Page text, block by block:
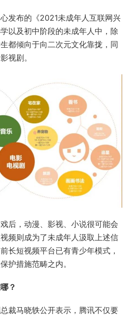
发布的《2021未成年人互联网兴
以及初中阶段的未成年人中，除
都倾向于向二次元文化靠拢，同
视剧。
后，动漫、影视、小说很可能会
频则成为了未成年人汲取上述信
长短视频平台已有青少年模式，
护措施范畴之内。
？
裁马晓轶公开表示，腾讯不仅要